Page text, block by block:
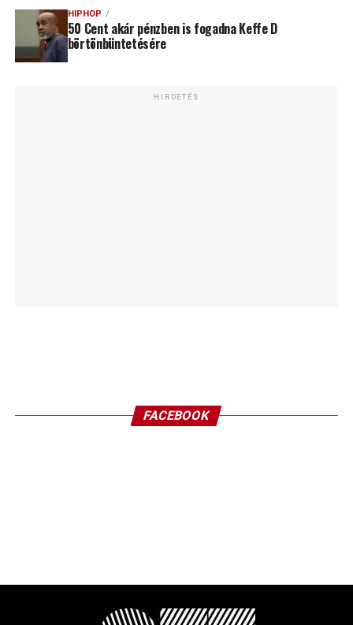
HIPHOP
50 Cent akár pénzben is fogadna Keffe D
börtönbüntetésére
HIRDETÉS
FACEBOOK